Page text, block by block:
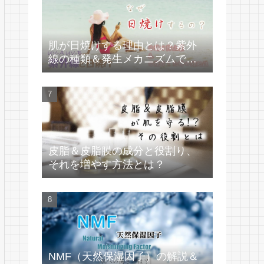
肌が日焼けする理由とは？紫外
線の種類＆発生メカニズムで学
ぶ
皮脂＆皮脂膜の成分と役割り、
それを増やす方法とは？
NMF（天然保湿因子）の解説＆